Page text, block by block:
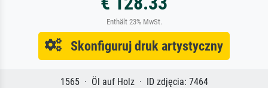
Enthält 23% MwSt.
Skonfiguruj druk artystyczny
1565 · Öl auf Holz · ID zdjęcia: 7464